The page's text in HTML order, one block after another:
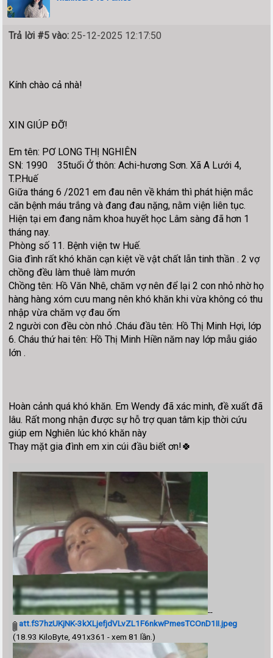
Trả lời #5 vào: 25-12-2025 12:17:50
Kính chào cả nhà!
XIN GIÚP ĐỠ!
Em tên: PƠ LONG THỊ NGHIÊN
SN: 1990 35tuổi Ở thôn: Achi-hương Sơn. Xã A Lưới 4,
T.P.Huế
Giữa tháng 6 /2021 em đau nên về khám thì phát hiện mắc
căn bệnh máu trắng và đang đau nặng, nằm viện liên tục.
Hiện tại em đang nằm khoa huyết học Lâm sàng đã hơn 1
tháng nay.
Phòng số 11. Bệnh viện tw Huế.
Gia đình rất khó khăn cạn kiệt về vật chất lẫn tinh thần . 2 vợ
chồng đều làm thuê làm mướn
Chồng tên: Hồ Văn Nhê, chăm vợ nên để lại 2 con nhỏ nhờ họ
hàng hàng xóm cưu mang nên khó khăn khi vừa không có thu
nhập vừa chăm vợ đau ốm
2 người con đều còn nhỏ .Cháu đầu tên: Hồ Thị Minh Hợi, lớp
6. Cháu thứ hai tên: Hồ Thị Minh Hiền năm nay lớp mẫu giáo
lớn .
Hoàn cảnh quá khó khăn. Em Wendy đã xác minh, đề xuất đã
lâu. Rất mong nhận được sự hỗ trợ quan tâm kịp thời cứu
giúp em Nghiên lúc khó khăn này
Thay mặt gia đình em xin cúi đầu biết ơn!🍀
--
att.fS7hzUKjNK-3kXLjefjdVLvZL1F6nkwPmesTCOnD1II.jpeg
(18.93 KiloByte, 491x361 - xem 81 lần.)